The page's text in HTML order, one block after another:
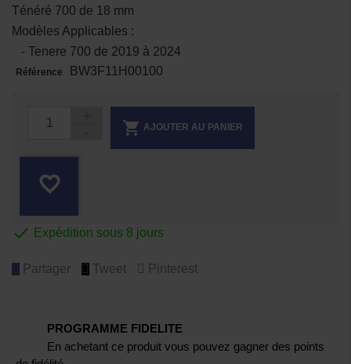
Ténéré 700 de 18 mm
Modèles Applicables :
- Tenere 700 de 2019 à 2024
Référence BW3F11H00100
 AJOUTER AU PANIER
favorite_border
 Expédition sous 8 jours
Partager Tweet Pinterest
PROGRAMME FIDELITE
En achetant ce produit vous pouvez gagner des points